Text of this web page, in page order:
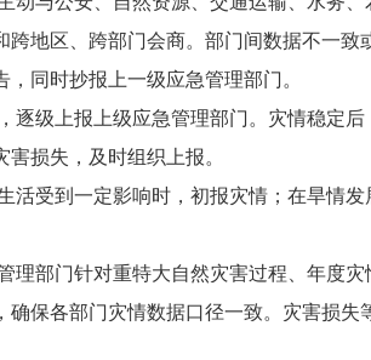
地区、跨部门会商。部门间数据不一致
同时抄报上一级应急管理部门。
级上报上级应急管理部门。灾情稳定后
损失，及时组织上报。
受到一定影响时，初报灾情；在旱情发
部门针对重特大自然灾害过程、年度灾
保各部门灾情数据口径一致。灾害损失